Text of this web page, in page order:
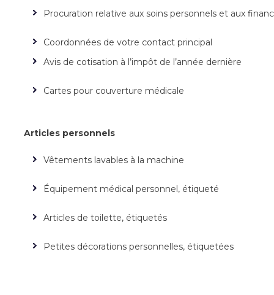
Procuration relative aux soins personnels et aux
Coordonnées de votre contact principal
Avis de cotisation à l’impôt de l’année dernière
Cartes pour couverture médicale
Articles personnels
Vêtements lavables à la machine
Équipement médical personnel, étiqueté
Articles de toilette, étiquetés
Petites décorations personnelles, étiquetées